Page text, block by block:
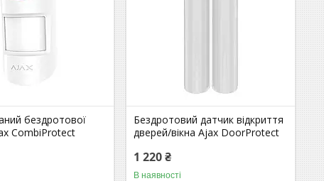
бездротової
CombiProtect
Бездротовий датчик відкриття
дверей/вікна Ajax DoorProtect
1 220 ₴
В наявності